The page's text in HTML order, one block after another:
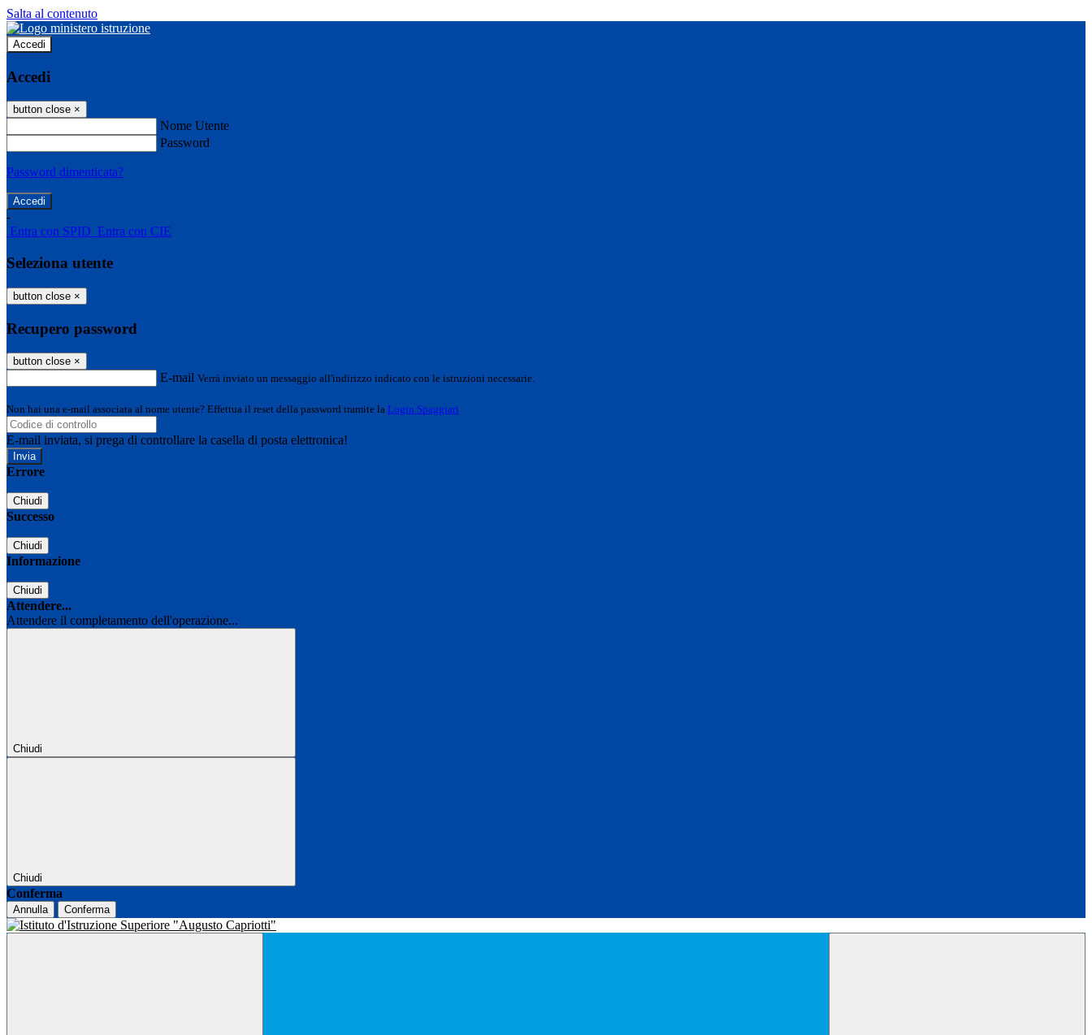
Salta al contenuto
Accedi
Accedi
button close ×
Nome Utente
Password
Password dimenticata?
-
Entra con SPID Entra con CIE
Seleziona utente
button close ×
Recupero password
button close ×
E-mail Verrà inviato un messaggio all'indirizzo indicato con le istruzioni necessarie.
Non hai una e-mail associata al nome utente? Effettua il reset della password tramite la Login Spaggiari
E-mail inviata, si prega di controllare la casella di posta elettronica!
Errore
Chiudi
Successo
Chiudi
Informazione
Chiudi
Attendere...
Attendere il completamento dell'operazione...
Chiudi
Chiudi
Conferma
Annulla Conferma